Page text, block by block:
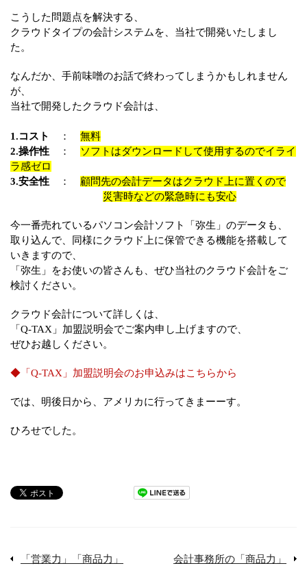
こうした問題点を解決する、
クラウドタイプの会計システムを、当社で開発いたしまし
た。
なんだか、手前味噌のお話で終わってしまうかもしれません
が、
当社で開発したクラウド会計は、
1.コスト ： 無料
2.操作性 ：
ソフトはダウンロードして使用するのでイライ
ラ感ゼロ
3.安全性 ： 顧問先の会計データはクラウド上に置くので
災害時などの緊急時にも安心
今一番売れているパソコン会計ソフト「弥生」のデータも、
取り込んで、同様にクラウド上に保管できる機能を搭載して
いきますので、
「弥生」をお使いの皆さんも、ぜひ当社のクラウド会計をご
検討ください。
クラウド会計について詳しくは、
「Q-TAX」加盟説明会でご案内申し上げますので、
ぜひお越しください。
◆「Q-TAX」加盟説明会のお申込みはこちらから
では、明後日から、アメリカに行ってきまーーす。
ひろせでした。
「営業力」「商品力」
会計事務所の「商品力」